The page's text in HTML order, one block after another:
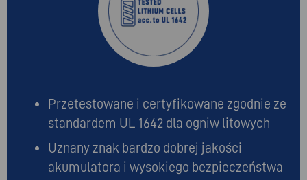
Przetestowane i certyfikowane zgodnie ze
standardem UL 1642 dla ogniw litowych
Uznany znak bardzo dobrej jakości
akumulatora i wysokiego bezpieczeństwa